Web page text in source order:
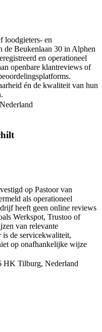
loodgieters- en
de Beukenlaan 30 in Alphen
en operationeel
openbare klantreviews of
én de kwaliteit van hun
op Pastoor van
als operationeel
heeft geen online reviews
Werkspot, Trustoo of
van relevante
de servicekwaliteit,
op onafhankelijke wijze
HK Tilburg, Nederland